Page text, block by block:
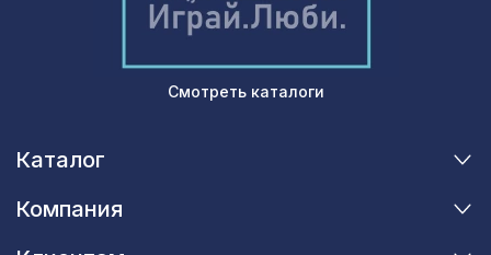
Смотреть каталоги
Каталог
Компания